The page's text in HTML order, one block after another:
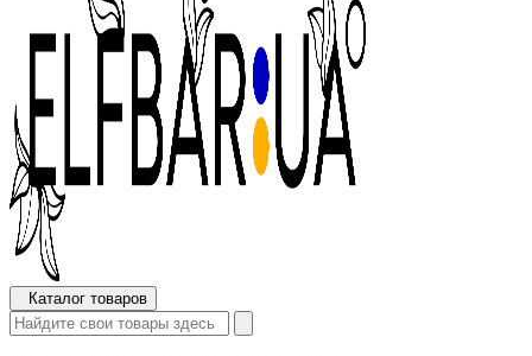
Каталог товаров